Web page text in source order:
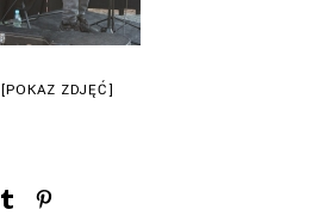
[POKAZ ZDJĘĆ]